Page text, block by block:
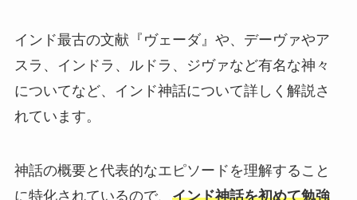
インド最古の文献『ヴェーダ』や、デーヴァやア
スラ、インドラ、ルドラ、ジヴァなど有名な神々
についてなど、インド神話について詳しく解説さ
れています。
神話の概要と代表的なエピソードを理解すること
に特化されているので、 インド神話を初めて勉強